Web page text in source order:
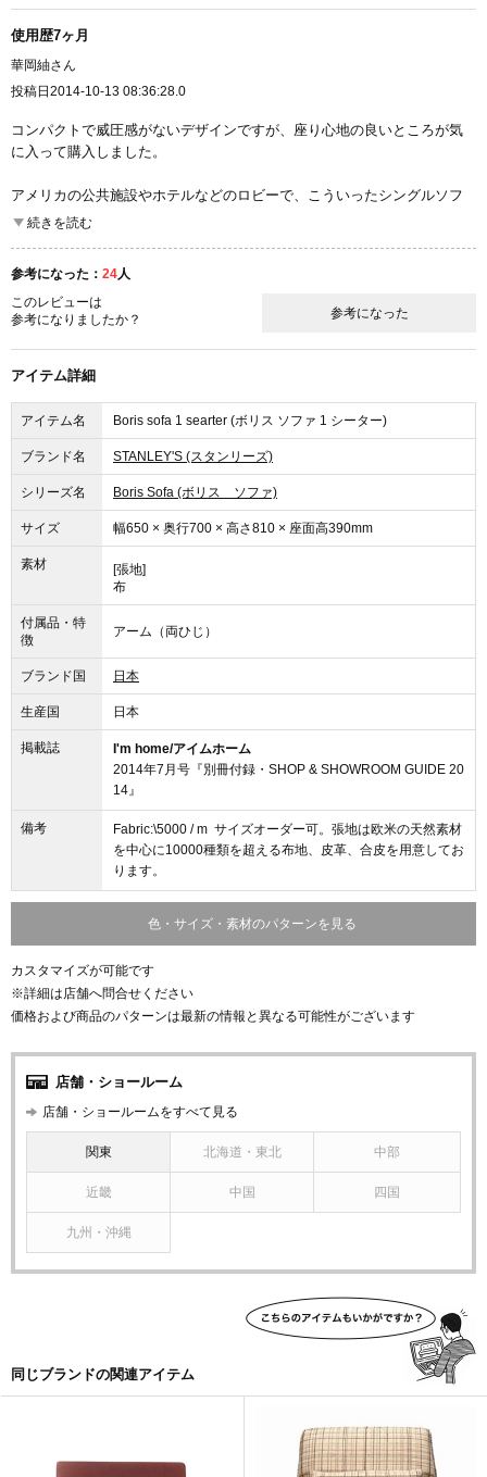
使用歴7ヶ月
華岡紬さん
投稿日 2014-10-13 08:36:28.0
コンパクトで威圧感がないデザインですが、座り心地の良いところが気
に入って購入しました。
アメリカの公共施設やホテルなどのロビーで、こういったシングルソフ
ァが並べてあって、おしゃれでくつろげるスペースが作ってあったのを
美しいので部屋の雰囲気もよくなります。小さいマンションに住んでい
るので、2シーターや3シーターよりも、部屋が広く使える点も気に入っ
ています。
大きさはデフォルトのままで、張地は綿と麻の紺色で貼ってもらいまし
普段のお手入れは、洋服ブラシでささっとほこりを払う程度です。
続きを読む
参考になった： 24人
このレビューは
参考になりましたか？
参考になった
アイテム詳細
アイテム名 Boris sofa 1 searter (ボリス ソファ 1 シーター)
ブランド名 STANLEY'S (スタンリーズ)
シリーズ名 Boris Sofa (ボリス ソファ)
サイズ 幅650 × 奥行700 × 高さ810 × 座面高390mm
素材
[張地]
布
付属品・特
徴
アーム（両ひじ）
ブランド国 日本
生産国 日本
掲載誌
I'm home/アイムホーム
2014年7月号『別冊付録・SHOP & SHOWROOM GUIDE 20
14』
備考
Fabric:\5000 / m サイズオーダー可。張地は欧米の天然素材
を中心に10000種類を超える布地、皮革、合皮を用意してお
ります。
色・サイズ・素材のパターンを見る
カスタマイズが可能です
※詳細は店舗へ問合せください
価格および商品のパターンは最新の情報と異なる可能性がございます
店舗・ショールーム
店舗・ショールームをすべて見る
関東 北海道・東北 中部
近畿 中国 四国
九州・沖縄
同じブランドの関連アイテム